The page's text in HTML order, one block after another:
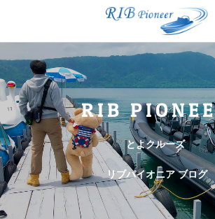
RIB
とよクルーズ
リブパイオニア ブログ